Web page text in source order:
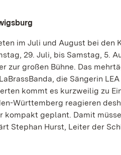
im Juli und August bei den
29. Juli, bis Samstag, 5.
zur großen Bühne. Das
die Sängerin
kommt es kurzweilig zu
Württemberg reagieren
kompakt geplant. Damit
Stephan Hurst, Leiter der